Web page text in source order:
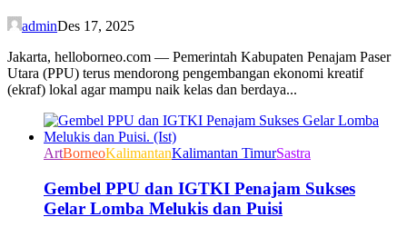
adminDes 17, 2025
Jakarta, helloborneo.com — Pemerintah Kabupaten Penajam Paser
Utara (PPU) terus mendorong pengembangan ekonomi kreatif
(ekraf) lokal agar mampu naik kelas dan berdaya...
ArtBorneoKalimantanKalimantan TimurSastra
Gembel PPU dan IGTKI Penajam Sukses
Gelar Lomba Melukis dan Puisi